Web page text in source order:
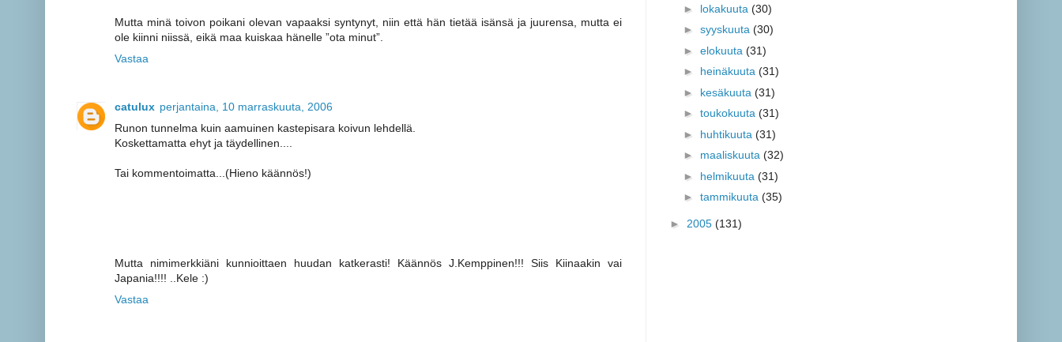
Mutta minä toivon poikani olevan vapaaksi syntynyt, niin että hän tietää isänsä ja juurensa, mutta ei
ole kiinni niissä, eikä maa kuiskaa hänelle ”ota minut”.
Vastaa
catulux perjantaina, 10 marraskuuta, 2006
Runon tunnelma kuin aamuinen kastepisara koivun lehdellä.
Koskettamatta ehyt ja täydellinen....
Tai kommentoimatta...(Hieno käännös!)
Mutta nimimerkkiäni kunnioittaen huudan katkerasti! Käännös J.Kemppinen!!! Siis Kiinaakin vai
Japania!!!! ..Kele :)
Vastaa
► lokakuuta (30)
► syyskuuta (30)
► elokuuta (31)
► heinäkuuta (31)
► kesäkuuta (31)
► toukokuuta (31)
► huhtikuuta (31)
► maaliskuuta (32)
► helmikuuta (31)
► tammikuuta (35)
► 2005 (131)